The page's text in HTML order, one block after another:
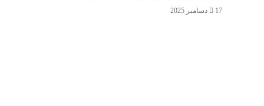
17 دسامبر 2025